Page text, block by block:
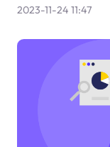
2023-11-24 11:47